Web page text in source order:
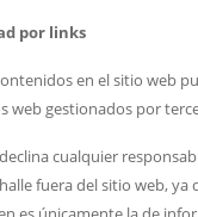
por links
en el sitio web
web gestionados por
cualquier
fuera del sitio web, ya